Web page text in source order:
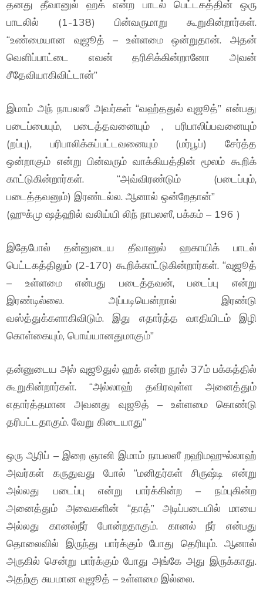
தனது தீவானுல் ஹக் என்ற பாடல் பெட்டகத்தின் ஒரு
பாடலில் (1-138) பின்வருமாறு கூறுகின்றார்கள்.
“உண்மையான வுஜூத் – உள்ளமை ஒன்றுதான். அதன்
வெளிப்பாட்டை எவன் தரிசிக்கின்றானோ அவன்
சீதேவியாகிவிட்டான்”
இமாம் அந் நாபலஸீ அவர்கள் “வஹ்ததுல் வுஜூத்” என்பது
படைப்பையும், படைத்தவனையும் , பரிபாலிப்பவனையும்
(றப்பு), பரிபாலிக்கப்பட்டவனையும் (மர்பூப்) சேர்த்த
ஒன்றாகும் என்று பின்வரும் வாக்கியத்தின் மூலம் கூறிக்
காட்டுகின்றார்கள். “அவ்விரண்டும் (படைப்பும்,
படைத்தவனும்) இரண்டல்ல. ஆனால் ஒன்றேதான்”
(ஹுக்மு ஷத்ஹில் வலிய்யி லிந் நாபலஸீ, பக்கம் – 196 )
இதேபோல் தன்னுடைய தீவானுல் ஹகாயிக் பாடல்
பெட்டகத்திலும் (2-170) கூறிக்காட்டுகின்றார்கள். “வுஜூத்
– உள்ளமை என்பது படைத்தவன், படைப்பு என்று
இரண்டில்லை. அப்படியென்றால் இரண்டு
வஸ்த்துக்களாகிவிடும். இது எதார்த்த வாதியிடம் இழி
கொள்கையும், பொய்யானதுமாகும்”
தன்னுடைய அல் வுஜூதுல் ஹக் என்ற நூல் 37ம் பக்கத்தில்
கூறுகின்றார்கள். “அல்லாஹ் தவிரவுள்ள அனைத்தும்
எதார்த்தமான அவனது வுஜூத் – உள்ளமை கொண்டு
தரிபட்டதாகும். வேறு கிடையாது”
ஒரு ஆரிப் – இறை ஞானி இமாம் நாபலஸீ றஹிமஹுல்லாஹ்
அவர்கள் கருதுவது போல் “மனிதர்கள் சிருஷ்டி என்று
அல்லது படைப்பு என்று பார்க்கின்ற – நம்புகின்ற
அனைத்தும் அவைகளின் “தாத்” அடிப்படையில் மாயை
அல்லது கானல்நீர் போன்றதாகும். கானல் நீர் என்பது
தொலைவில் இருந்து பார்க்கும் போது தெரியும். ஆனால்
அருகில் சென்று பார்க்கும் போது அங்கே அது இருக்காது.
அதற்கு சுயமான வுஜூத் – உள்ளமை இல்லை.